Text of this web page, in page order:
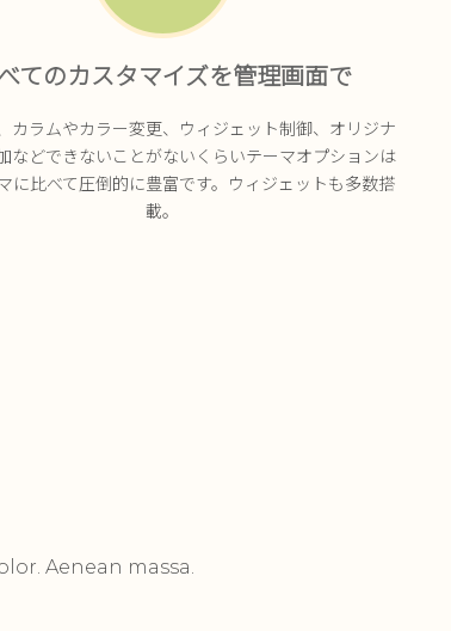
てのカスタマイズを管理画面で
カラムやカラー変更、ウィジェット制御、オリジナ
などできないことがないくらいテーマオプションは
に比べて圧倒的に豊富です。ウィジェットも多数搭
載。
Aenean massa.